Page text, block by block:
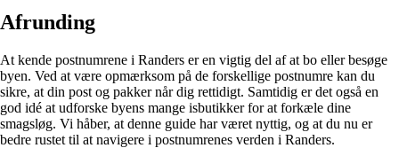
Afrunding
At kende postnumrene i Randers er en vigtig del af at bo eller besøge
byen. Ved at være opmærksom på de forskellige postnumre kan du
sikre, at din post og pakker når dig rettidigt. Samtidig er det også en
god idé at udforske byens mange isbutikker for at forkæle dine
smagsløg. Vi håber, at denne guide har været nyttig, og at du nu er
bedre rustet til at navigere i postnumrenes verden i Randers.